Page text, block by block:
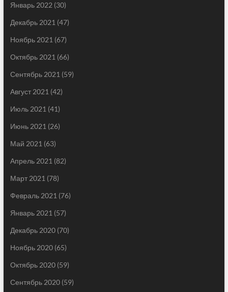
Январь 2022 (30)
Декабрь 2021 (47)
Ноябрь 2021 (67)
Октябрь 2021 (66)
Сентябрь 2021 (59)
Август 2021 (42)
Июль 2021 (41)
Июнь 2021 (26)
Май 2021 (63)
Апрель 2021 (82)
Март 2021 (78)
Февраль 2021 (76)
Январь 2021 (57)
Декабрь 2020(70)
Ноябрь 2020(65)
Октябрь 2020(59)
Сентябрь 2020(59)